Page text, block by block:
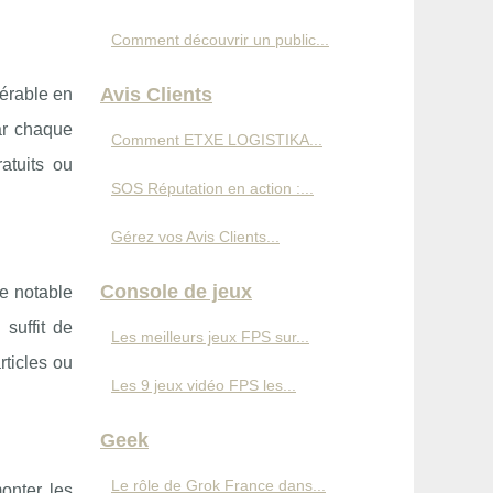
en
chaque
ou
notable
suffit de
ou
Comment découvrir un public...
Avis Clients
Comment ETXE LOGISTIKA...
SOS Réputation en action :...
Gérez vos Avis Clients...
Console de jeux
Les meilleurs jeux FPS sur...
Les 9 jeux vidéo FPS les...
Geek
Le rôle de Grok France dans...